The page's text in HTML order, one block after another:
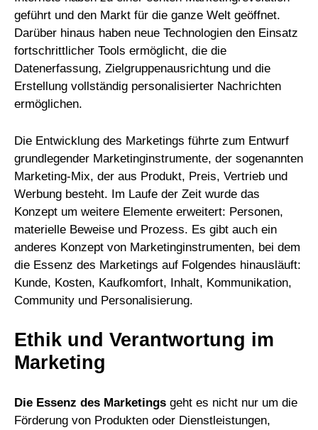
geführt und den Markt für die ganze Welt geöffnet.
Darüber hinaus haben neue Technologien den Einsatz
fortschrittlicher Tools ermöglicht, die die
Datenerfassung, Zielgruppenausrichtung und die
Erstellung vollständig personalisierter Nachrichten
ermöglichen.
Die Entwicklung des Marketings führte zum Entwurf
grundlegender Marketinginstrumente, der sogenannten
Marketing-Mix, der aus Produkt, Preis, Vertrieb und
Werbung besteht. Im Laufe der Zeit wurde das
Konzept um weitere Elemente erweitert: Personen,
materielle Beweise und Prozess. Es gibt auch ein
anderes Konzept von Marketinginstrumenten, bei dem
die Essenz des Marketings auf Folgendes hinausläuft:
Kunde, Kosten, Kaufkomfort, Inhalt, Kommunikation,
Community und Personalisierung.
Ethik und Verantwortung im
Marketing
Die Essenz des Marketings geht es nicht nur um die
Förderung von Produkten oder Dienstleistungen,